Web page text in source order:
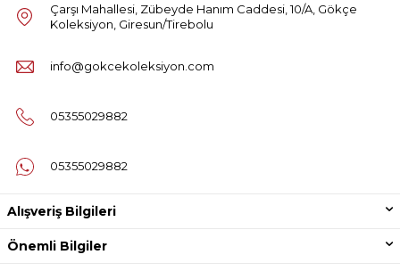
Çarşı Mahallesi, Zübeyde Hanım Caddesi, 10/A, Gökçe
Koleksiyon, Giresun/Tirebolu
info@gokcekoleksiyon.com
05355029882
05355029882
Alışveriş Bilgileri
Önemli Bilgiler